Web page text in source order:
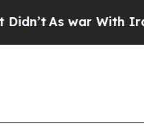
As war With Iran